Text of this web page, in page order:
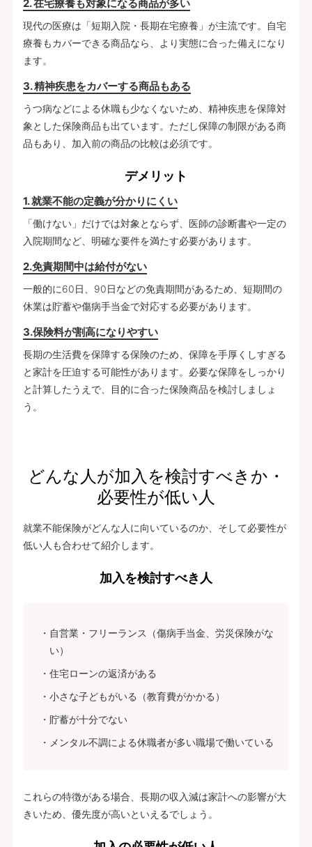
2. 在宅療養も対象になる商品が多い
現代の医療は「短期入院・長期在宅療養」が主流です。自宅
療養もカバーできる商品なら、より実態に合った備えになり
ます。
3. 精神疾患をカバーする商品もある
うつ病などによる休職も少なくないため、精神疾患を保障対
象とした保険商品も出ています。ただし保障の制限がある商
品もあり、加入前の商品の比較は必須です。
デメリット
1. 就業不能の定義が分かりにくい
「働けない」だけでは対象とならず、医師の診断書や一定の
入院期間など、明確な要件を満たす必要があります。
2.免責期間中は給付がない
一般的に60日、90日などの免責期間があるため、短期間の
休業は貯蓄や傷病手当金で対応する必要があります。
3.保険料が割高になりやすい
長期の生活費を保障する保険のため、保障を手厚くしすぎる
と家計を圧迫する可能性があります。必要な保障をしっかり
と計算したうえで、目的に合った保険商品を検討しましょ
う。
どんな人が加入を検討すべきか・
必要性が低い人
就業不能保険がどんな人に向いているのか、そして必要性が
低い人も合わせて紹介します。
加入を検討すべき人
自営業・フリーランス（傷病手当金、労災保険がな
い）
住宅ローンの返済がある
小さな子どもがいる（教育費がかかる）
貯蓄が十分でない
メンタル不調による休職者が多い職場で働いている
これらの特徴がある場合、長期の収入減は家計への影響が大
きいため、優先度が高いといえるでしょう。